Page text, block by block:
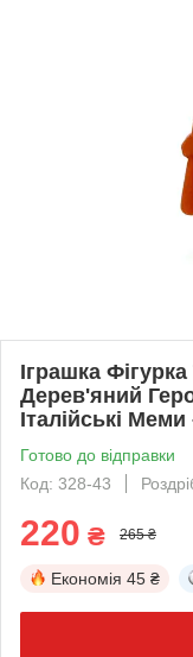
Іграшка
Дерев'яний
Італійські
Готово до відправки
Код: 328-43
220 ₴ 265 ₴
Економія 45 ₴